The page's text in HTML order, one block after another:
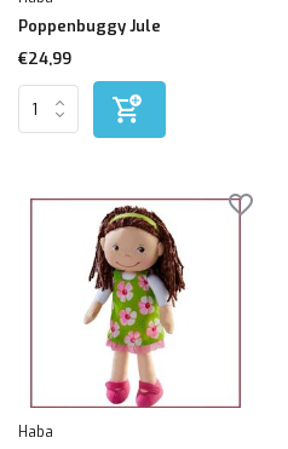
Poppenbuggy Jule
€24,99
Haba